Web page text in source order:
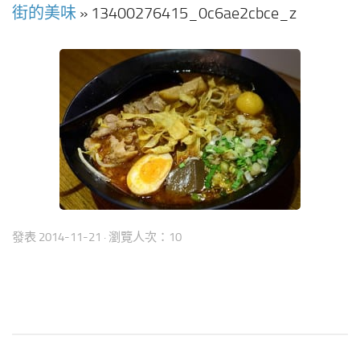
街的美味 » 13400276415_0c6ae2cbce_z
發表 2014-11-21 · 瀏覽人次：10